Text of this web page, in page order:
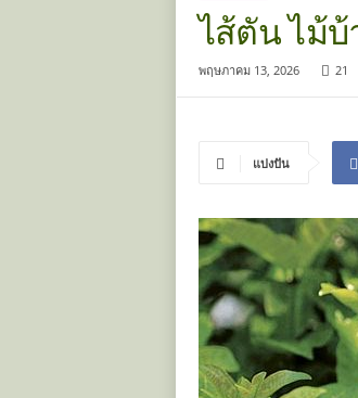
ร
ไส้ตัน ไม้
พฤษภาคม 13, 2026 21
แบ่งปัน